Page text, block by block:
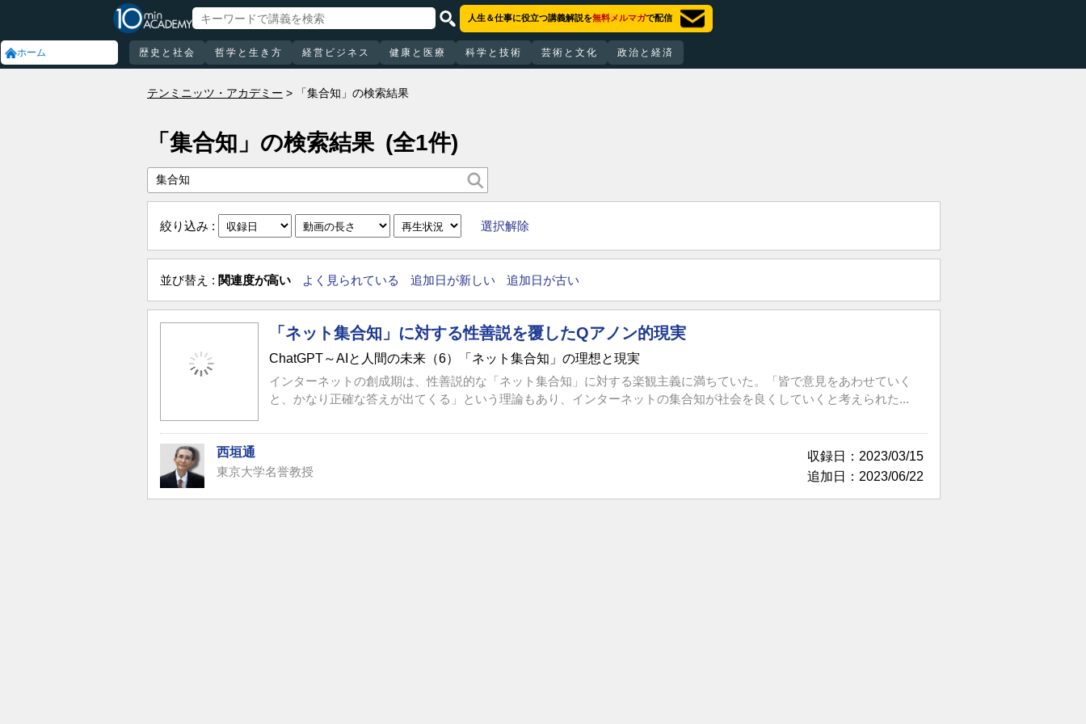
ホーム
人生＆仕事に役立つ講義解説を無料メルマガで配信
歴史と社会 哲学と生き方 経営ビジネス 健康と医療 科学と技術 芸術と文化 政治と経済
テンミニッツ・アカデミー 「集合知」の検索結果
「集合知」の検索結果 (全1件)
絞り込み : 選択解除
並び替え : 関連度が高い よく見られている 追加日が新しい 追加日が古い
「ネット集合知」に対する性善説を覆したQアノン的現実
ChatGPT～AIと人間の未来（6）「ネット集合知」の理想と現実
インターネットの創成期は、性善説的な「ネット集合知」に対する楽観主義に満ちていた。「皆で意見をあわせていく
と、かなり正確な答えが出てくる」という理論もあり、インターネットの集合知が社会を良くしていくと考えられた...
収録日：2023/03/15
追加日：2023/06/22
西垣通
東京大学名誉教授